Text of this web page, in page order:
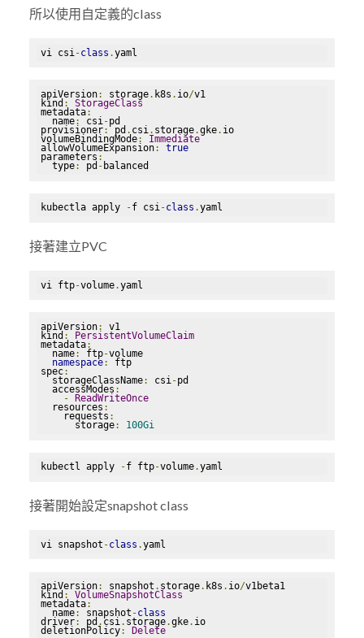
所以使用自定義的class
vi csi-class .yaml
apiVersion: storage. k8s . io/v1
kind : StorageClass
metadata:
  name
: csi-pd
provisioner: pd . csi. storage.gke. io
volumeBindingMode: Immediate
allowVolumeExpansion: true
parameters :
  type
: pd - balanced
kubectla apply -f csi-class .yaml
接著建立PVC
vi ftp-volume.yaml
apiVersion: v1
kind : PersistentVolumeClaim
metadata:
  name
: ftp-volume
namespace: ftp
spec:
  storageClassName
: csi-pd
  accessModes
:
- ReadWriteOnce
  resources
:
    requests
:
      storage
: 100Gi
kubectl apply -f ftp-volume.yaml
接著開始設定snapshot class
vi snapshot -class .yaml
apiVersion: snapshot . storage. k8s . io/v1beta1
kind : VolumeSnapshotClass
metadata:
  name
: snapshot -class
driver: pd . csi. storage.gke. io
deletionPolicy: Delete